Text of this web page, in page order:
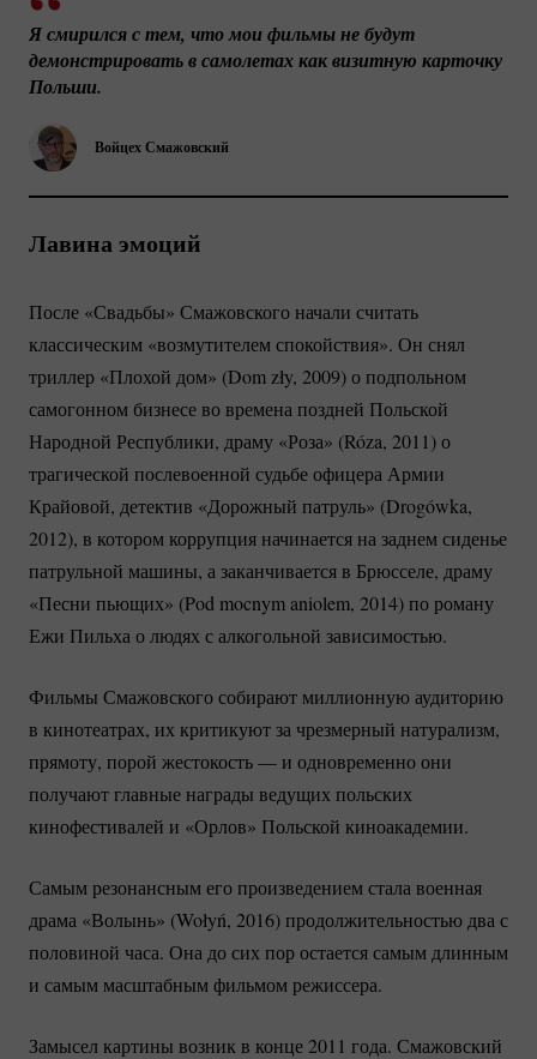
Войцех Смажовский
Я смирился с тем, что мои фильмы не будут
демонстрировать в самолетах как визитную карточку
Польши.
Лавина эмоций
После «Свадьбы» Смажовского начали считать
классическим «возмутителем спокойствия». Он снял
триллер «Плохой дом» (Dom zły, 2009) о подпольном
самогонном бизнесе во времена поздней Польской
Народной Республики, драму «Роза» (Róza, 2011) о
трагической послевоенной судьбе офицера Армии
Крайовой, детектив «Дорожный патруль» (Drogówka,
2012), в котором коррупция начинается на заднем сиденье
патрульной машины, а заканчивается в Брюсселе, драму
«Песни пьющих» (Pod mocnym aniolem, 2014) по роману
Ежи Пильха о людях с алкогольной зависимостью.
Фильмы Смажовского собирают миллионную аудиторию
в кинотеатрах, их критикуют за чрезмерный натурализм,
прямоту, порой жестокость — и одновременно они
получают главные награды ведущих польских
кинофестивалей и «Орлов» Польской киноакадемии.
Самым резонансным его произведением стала военная
драма «Волынь» (Wołyń, 2016) продолжительностью два с
половиной часа. Она до сих пор остается самым длинным
и самым масштабным фильмом режиссера.
Замысел картины возник в конце 2011 года. Смажовский